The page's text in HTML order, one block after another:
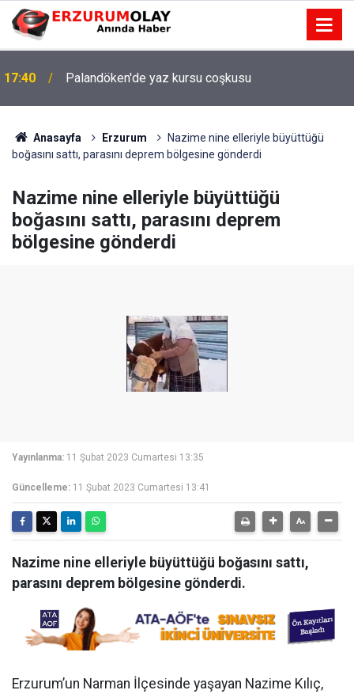
17:40 Palandöken'de yaz kursu coşkusu
Anasayfa Erzurum
Nazime nine elleriyle büyüttüğü
boğasını sattı, parasını deprem bölgesine gönderdi
Nazime nine elleriyle büyüttüğü
boğasını sattı, parasını deprem
bölgesine gönderdi
Yayınlanma: 11 Şubat 2023 Cumartesi 13:35
Güncelleme: 11 Şubat 2023 Cumartesi 13:41
Nazime nine elleriyle büyüttüğü boğasını sattı,
parasını deprem bölgesine gönderdi.
Erzurum’un Narman İlçesinde yaşayan Nazime Kılıç,